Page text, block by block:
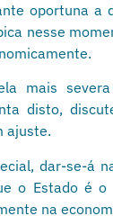
oportuna a
nesse
mais
disto,
ajuste.
dar-se-á
o Estado é o
na